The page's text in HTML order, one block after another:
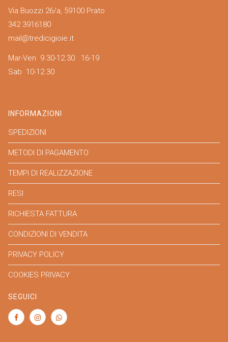
Via Buozzi 26/a, 59100 Prato
342 3916180
mail@tredicigioie.it
Mar-Ven 9.30-12.30 16-19
Sab 10-12.30
INFORMAZIONI
SPEDIZIONI
METODI DI PAGAMENTO
TEMPI DI REALIZZAZIONE
RESI
RICHIESTA FATTURA
CONDIZIONI DI VENDITA
PRIVACY POLICY
COOKIES PRIVACY
SEGUICI